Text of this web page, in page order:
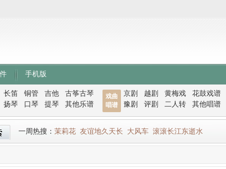
手机版
长笛 铜管 吉他
古筝古琴
扬琴 口琴 提琴 其他乐谱
戏曲
唱谱
京剧 越剧 黄梅戏
花鼓戏谱
豫剧
评剧 二人转 其他唱谱
一周热搜： 茉莉花 友谊地久天长 大风车 滚滚长江东逝水